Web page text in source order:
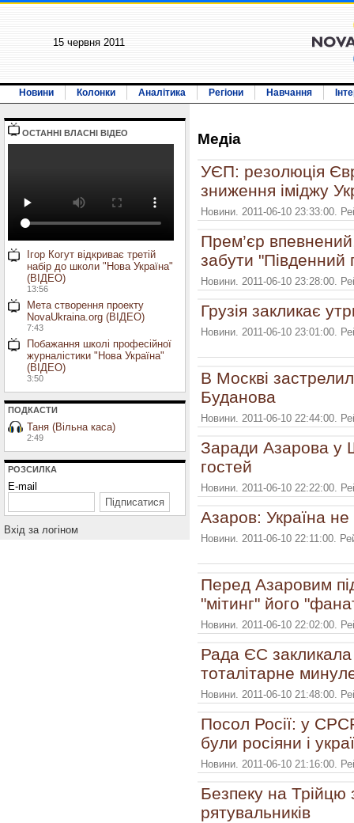
15 червня 2011
Новини Колонки Аналітика Регіони Навчання
ОСТАННI ВЛАСНI ВIДЕО
Ігор Когут відкриває третій
набір до школи "Нова Україна"
(ВІДЕО)
13:56
Мета створення проекту
NovaUkraina.org (ВІДЕО)
7:43
Побажання школі професійної
журналістики "Нова Україна"
(ВІДЕО)
3:50
ПОДКАСТИ
Таня (Вільна каса)
2:49
РОЗСИЛКА
E-mail
Вхiд за логiном
Медiа
УЄП: резолюція
зниження іміджу
Новини. 2011-06-10 23:33:00.
Прем’єр
забути "Південний
Новини. 2011-06-10 23:28:00.
Грузія закликає
Новини. 2011-06-10 23:01:00.
В Москві
Буданова
Новини. 2011-06-10 22:44:00.
Заради Азарова у
гостей
Новини. 2011-06-10 22:22:00.
Азаров: Україна не
Новини. 2011-06-10 22:11:00.
Перед Азаровим
"мітинг" його
Новини. 2011-06-10 22:02:00.
Рада ЄС закликала
тоталітарне
Новини. 2011-06-10 21:48:00.
Посол Росії: у
були росіяни і
Новини. 2011-06-10 21:16:00.
Безпеку на Трійцю
рятувальників